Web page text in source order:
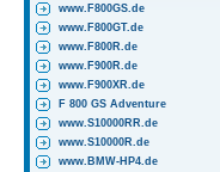
www.F800GS.de
www.F800GT.de
www.F800R.de
www.F900R.de
www.F900XR.de
F 800 GS Adventure
www.S10000RR.de
www.S10000R.de
www.BMW-HP4.de